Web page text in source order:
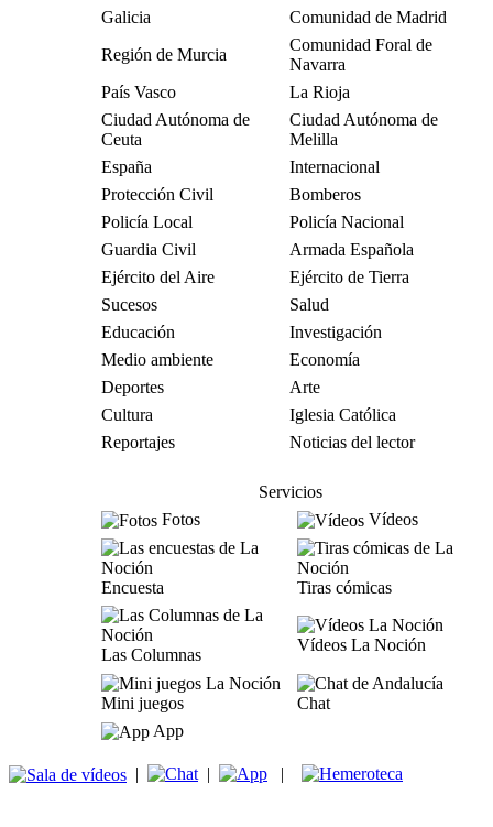
Galicia
Comunidad de Madrid
Región de Murcia
Comunidad Foral de
Navarra
País Vasco
La Rioja
Ciudad Autónoma de
Ceuta
Ciudad Autónoma de
Melilla
España
Internacional
Protección Civil
Bomberos
Policía Local
Policía Nacional
Guardia Civil
Armada Española
Ejército del Aire
Ejército de Tierra
Sucesos
Salud
Educación
Investigación
Medio ambiente
Economía
Deportes
Arte
Cultura
Iglesia Católica
Reportajes
Noticias del lector
Servicios
Fotos
Vídeos
Encuesta Tiras cómicas
Las Columnas
Vídeos La Noción
Mini juegos
Chat
App
| | |